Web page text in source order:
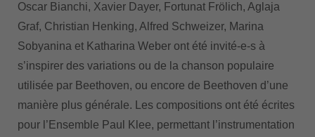
Oscar Bianchi, Xavier Dayer, Fortunat Frölich, Aglaja
Graf, Christian Henking, Alfred Schweizer, Marina
Sobyanina et Katharina Weber ont été invité-e-s à
s’inspirer des variations ou de la chanson populaire
utilisée par Beethoven, ou encore de Beethoven d’une
manière plus générale. Les compositions ont été écrites
pour l’Ensemble Paul Klee, permettant l’instrumentation